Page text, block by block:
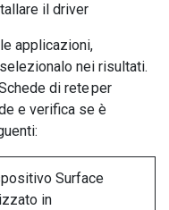
il driver
applicazioni,
nei risultati.
di rete per
e verifica se è
Surface
in